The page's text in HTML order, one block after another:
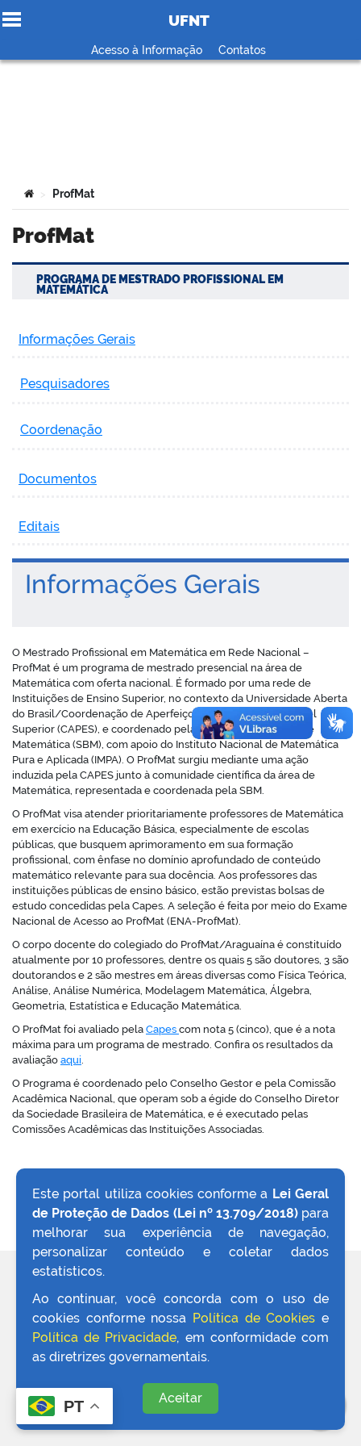
Ir para o conteúdo
UFNT
Acesso à Informação Contatos
portal
Você está aqui:
> ProfMat
ProfMat
PROGRAMA DE MESTRADO PROFISSIONAL EM
MATEMÁTICA
Informações Gerais
Pesquisadores
Coordenação
Documentos
Editais
Informações Gerais
O Mestrado Profissional em Matemática em Rede Nacional –
ProfMat é um programa de mestrado presencial na área de
Matemática com oferta nacional. É formado por uma rede de
Instituições de Ensino Superior, no contexto da Universidade Aberta
do Brasil/Coordenação de Aperfeiçoamento Pessoal de Nível
Superior (CAPES), e coordenado pela Sociedade Brasileira de
Matemática (SBM), com apoio do Instituto Nacional de Matemática
Pura e Aplicada (IMPA). O ProfMat surgiu mediante uma ação
induzida pela CAPES junto à comunidade científica da área de
Matemática, representada e coordenada pela SBM.
O ProfMat visa atender prioritariamente professores de Matemática
em exercício na Educação Básica, especialmente de escolas
públicas, que busquem aprimoramento em sua formação
profissional, com ênfase no domínio aprofundado de conteúdo
matemático relevante para sua docência. Aos professores das
instituições públicas de ensino básico, estão previstas bolsas de
estudo concedidas pela Capes. A seleção é feita por meio do Exame
Nacional de Acesso ao ProfMat (ENA-ProfMat).
O corpo docente do colegiado do ProfMat/Araguaína é constituído
atualmente por 10 professores, dentre os quais 5 são doutores, 3 são
doutorandos e 2 são mestres em áreas diversas como Física Teórica,
Análise, Análise Numérica, Modelagem Matemática, Álgebra,
Geometria, Estatística e Educação Matemática.
O ProfMat foi avaliado pela Capes com nota 5 (cinco), que é a nota
máxima para um programa de mestrado. Confira os resultados da
avaliação aqui
O Programa é coordenado pelo Conselho Gestor e pela Comissão
Acadêmica Nacional, que operam sob a égide do Conselho Diretor
da Sociedade Brasileira de Matemática, e é executado pelas
Comissões Acadêmicas das Instituições Associadas.
VOLTAR AO TOPO
Este portal utiliza cookies conforme a Lei Geral
de Proteção de Dados (Lei nº 13.709/2018)para
melhorar sua experiência de navegação,
personalizar conteúdo e coletar dados
estatísticos.
Ao continuar, você concorda com o uso de
cookies conforme nossa Política de Cookies e
Política de Privacidade, em conformidade com
as diretrizes governamentais.
Aceitar
PT